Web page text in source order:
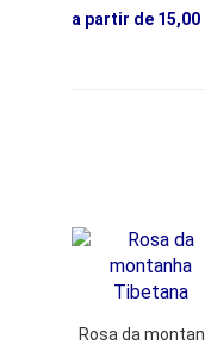
a partir de 15,00
Rosa da